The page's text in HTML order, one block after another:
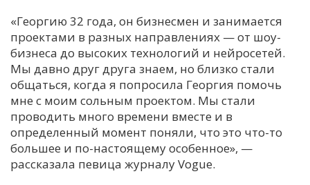
Е
И
К
С
Т
«Георгию 32 года, он бизнесмен и занимается
проектами в разных направлениях — от шоу-
бизнеса до высоких технологий и нейросетей.
Мы давно друг друга знаем, но близко стали
общаться, когда я попросила Георгия помочь
мне с моим сольным проектом. Мы стали
проводить много времени вместе и в
определенный момент поняли, что это что-то
большее и по-настоящему особенное», —
рассказала певица журналу Vogue.